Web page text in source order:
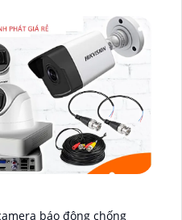
báo động chống